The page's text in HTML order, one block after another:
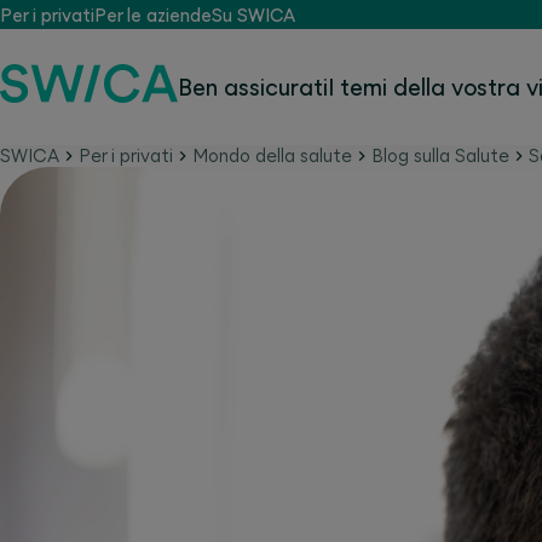
Per i privatiPer le aziendeSu SWICA
Ben assicuratiI temi della vostra
SWICA Per i privati Mondo della salute Blog sulla Salute